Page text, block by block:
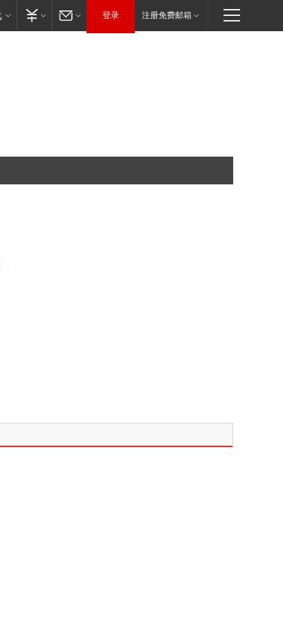
登录 注册免费邮箱